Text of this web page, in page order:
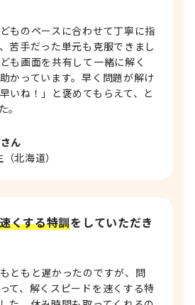
ん
北海道）
ものペースに合わせて丁寧に指
苦手だった単元も克服できまし
も画面を共有して一緒に解く
かっています。早く問題が解け
いね！」と褒めてもらえて、と
。
くする特訓をしていただき
ともと遅かったのですが、問
て、解くスピードを速くする特